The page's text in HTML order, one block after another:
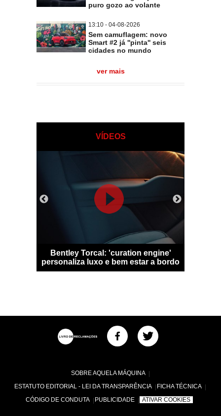
puro gozo ao volante
13:10 - 04-08-2026
Sem camuflagem: novo
Smart #2 já ''pinta'' seis
cidades no mundo
ver mais
VÍDEOS
Bentley Torcal: 'curation engine'
personaliza luxo e bem estar a bordo
SOBRE AQUELA MÁQUINA
ESTATUTO EDITORIAL - LEI DA TRANSPARÊNCIA
FICHA TÉCNICA
CÓDIGO DE CONDUTA
PUBLICIDADE ATIVAR COOKIES